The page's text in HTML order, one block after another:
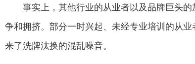
事实上，其他行业的从业者以及品牌巨头
争和拥挤。部分一时兴起、未经专业培训的从
来了洗牌汰换的混乱噪音。